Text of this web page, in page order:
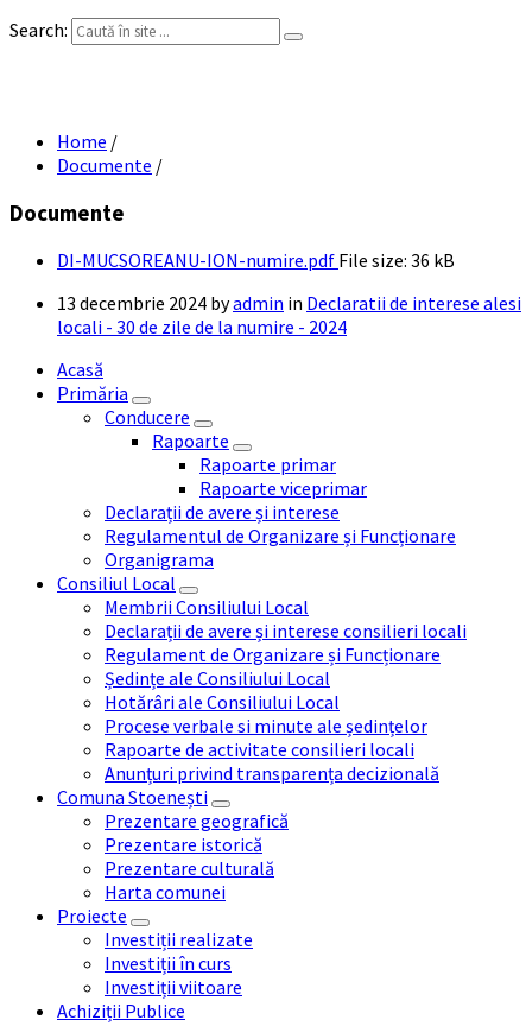
Search:
Home /
Documente /
Documente
DI-MUCSOREANU-ION-numire.pdf File size: 36 kB
13 decembrie 2024 byadmin in Declaratii de interese alesi
locali - 30 de zile de la numire - 2024
Acasă
Primăria
Conducere
Rapoarte
Rapoarte primar
Rapoarte viceprimar
Declarații de avere și interese
Regulamentul de Organizare și Funcționare
Organigrama
Consiliul Local
Membrii Consiliului Local
Declarații de avere și interese consilieri locali
Regulament de Organizare și Funcționare
Ședințe ale Consiliului Local
Hotărâri ale Consiliului Local
Procese verbale si minute ale ședințelor
Rapoarte de activitate consilieri locali
Anunțuri privind transparența decizională
Comuna Stoenești
Prezentare geografică
Prezentare istorică
Prezentare culturală
Harta comunei
Proiecte
Investiții realizate
Investiții în curs
Investiții viitoare
Achiziții Publice